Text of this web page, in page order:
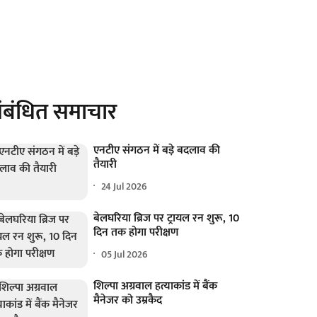
समाचार
एनटीए संगठन में बड़े बदलाव की
तैयारी
24 Jul 2026
बेलघरिया ब्रिज पर ट्रायल रन शुरू, 10
दिन तक होगा परीक्षण
05 Jul 2026
शिल्पा अग्रवाल हत्याकांड में बैंक
मैनेजर को उम्रकैद